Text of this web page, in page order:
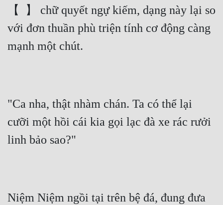
【  】 chữ quyết ngự kiếm, dạng này lại so
với đơn thuần phù triện tính cơ động càng
mạnh một chút.
"Ca nha, thật nhàm chán. Ta có thể lại
cưỡi một hồi cái kia gọi lạc đà xe rác rưởi
linh bảo sao?"
Niệm Niệm ngồi tại trên bệ đá, đung đưa